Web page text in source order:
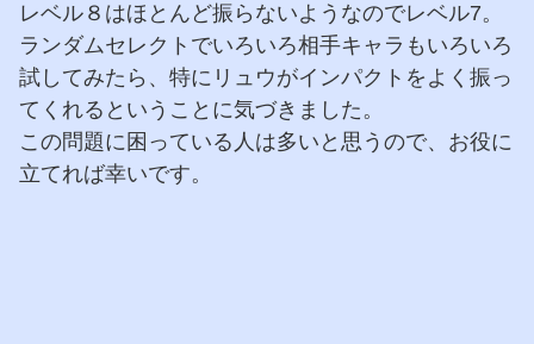
レベル８はほとんど振らないようなのでレベル7。
ランダムセレクトでいろいろ相手キャラもいろいろ
試してみたら、特にリュウがインパクトをよく振っ
てくれるということに気づきました。
この問題に困っている人は多いと思うので、お役に
立てれば幸いです。